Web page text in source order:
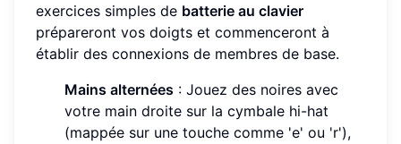
exercices simples de batterie au clavier
prépareront vos doigts et commenceront à
établir des connexions de membres de base.
Mains alternées : Jouez des noires avec
votre main droite sur la cymbale hi-hat
(mappée sur une touche comme 'e' ou 'r'),